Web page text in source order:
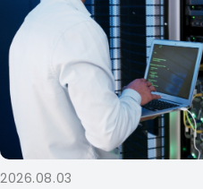
2026.08.03